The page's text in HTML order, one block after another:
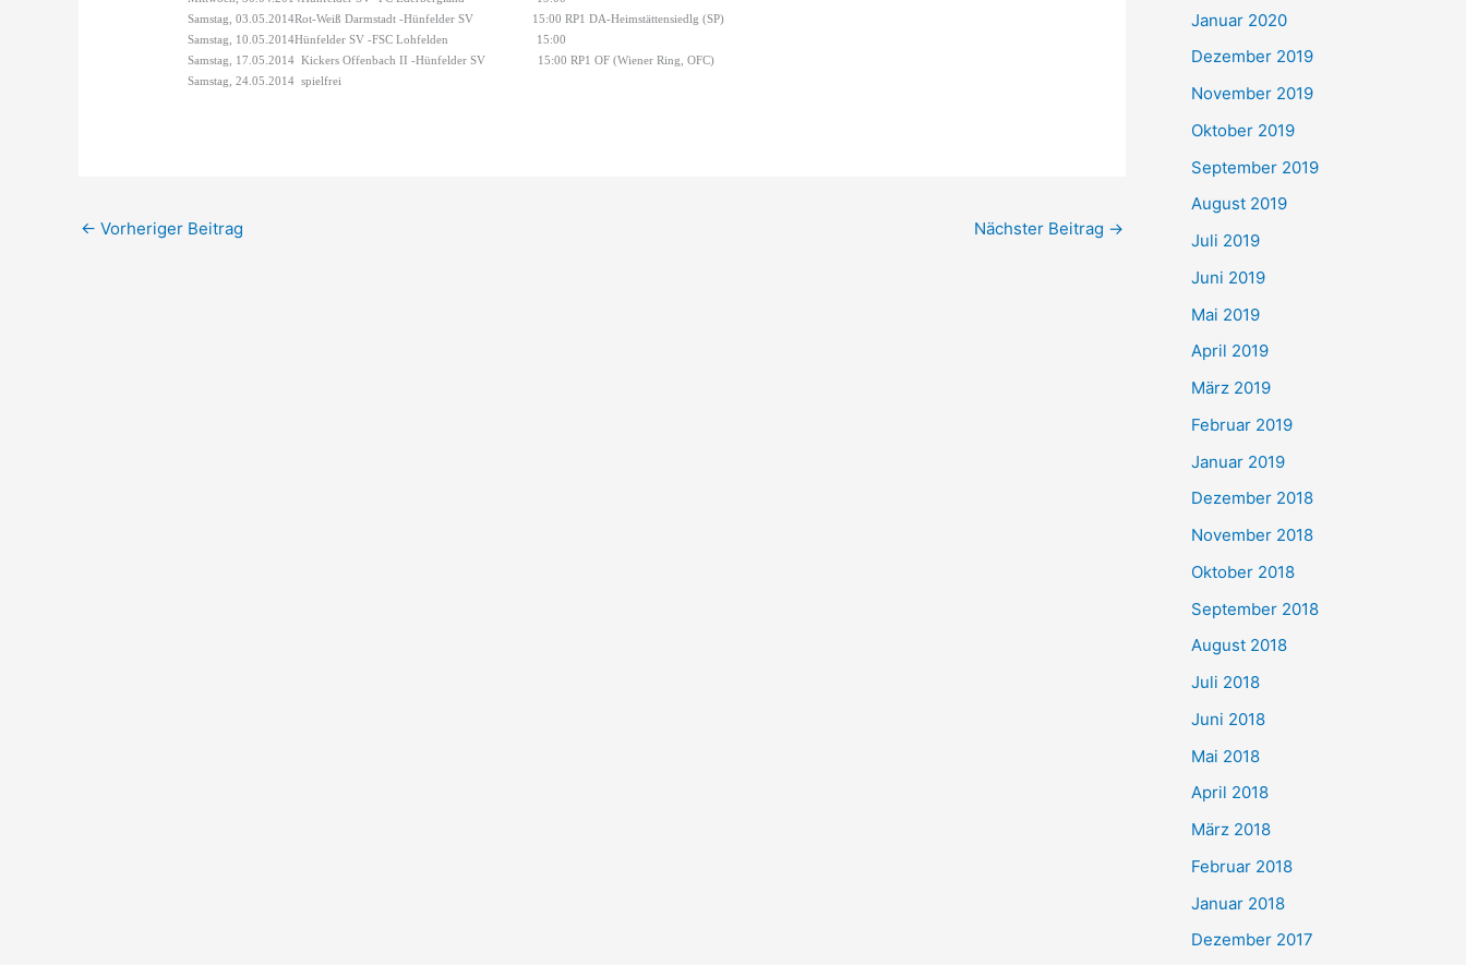
Samstag, 03.05.2014Rot-Weiß Darmstadt -Hünfelder SV
15:00 RP1 DA-Heimstättensiedlg (SP)
Samstag, 10.05.2014Hünfelder SV -FSC Lohfelden
15:00
Samstag, 17.05.2014 Kickers Offenbach II -Hünfelder SV
15:00 RP1 OF (Wiener Ring, OFC)
Samstag, 24.05.2014 spielfrei
← Vorheriger Beitrag Nächster Beitrag →
Januar 2020
Dezember 2019
November 2019
Oktober 2019
September 2019
August 2019
Juli 2019
Juni 2019
Mai 2019
April 2019
März 2019
Februar 2019
Januar 2019
Dezember 2018
November 2018
Oktober 2018
September 2018
August 2018
Juli 2018
Juni 2018
Mai 2018
April 2018
März 2018
Februar 2018
Januar 2018
Dezember 2017